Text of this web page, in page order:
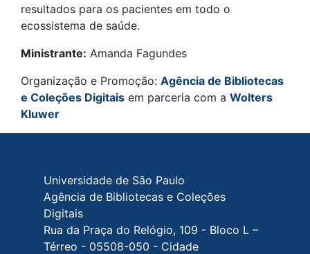
resultados para os pacientes em todo o
ecossistema de saúde.
Ministrante: Amanda Fagundes
Organização e Promoção: Agência de Bibliotecas
e Coleções Digitais em parceria com a Wolters
Kluwer
Rodapé do site
Universidade de São Paulo
Agência de Bibliotecas e Coleções
Digitais
Rua da Praça do Relógio, 109 - Bloco L –
Térreo - 05508-050 - Cidade